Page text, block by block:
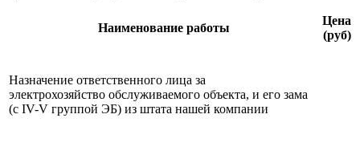
Наименование работы
Цена
(руб)
Назначение ответственного лица за
электрохозяйство обслуживаемого объекта, и его зама
(с IV-V группой ЭБ) из штата нашей компании